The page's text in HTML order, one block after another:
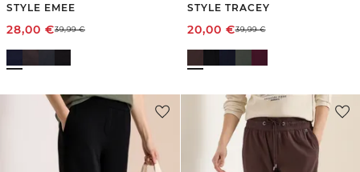
STYLE EMEE
28,00 €39,99€
STYLE TRACEY
20,00 €39,99€